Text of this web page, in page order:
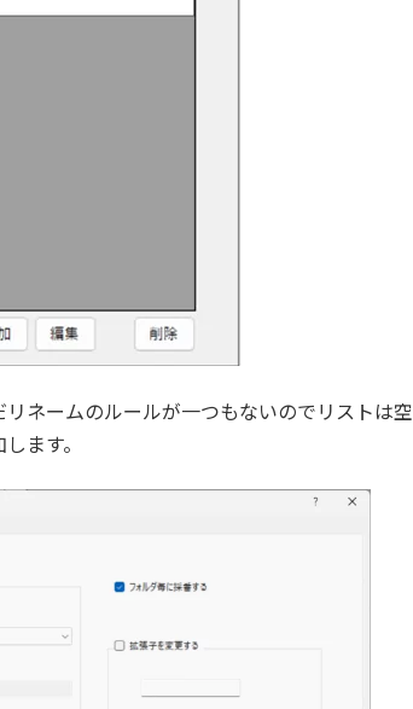
ネームのルールが一つもないのでリストは空
ます。